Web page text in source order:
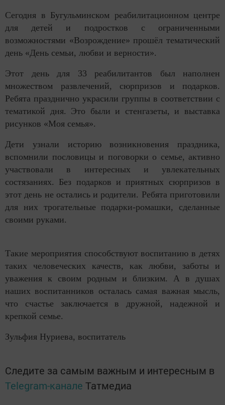
Сегодня в Бугульминском реабилитационном центре
для детей и подростков с ограниченными
возможностями «Возрождение» прошёл тематический
день «День семьи, любви и верности».
Этот день для 33 реабилитантов был наполнен
множеством развлечений, сюрпризов и подарков.
Ребята празднично украсили группы в соответствии с
тематикой дня. Это были и стенгазеты, и выставка
рисунков «Моя семья».
Дети узнали историю возникновения праздника,
вспомнили пословицы и поговорки о семье, активно
участвовали в интересных и увлекательных
состязаниях. Без подарков и приятных сюрпризов в
этот день не остались и родители. Ребята приготовили
для них трогательные подарки-ромашки, сделанные
своими руками.
Такие мероприятия способствуют воспитанию в детях
таких человеческих качеств, как любви, заботы и
уважения к своим родным и близким. А в душах
наших воспитанников осталась самая важная мысль,
что счастье заключается в дружной, надежной и
крепкой семье.
Зульфия Нуриева, воспитатель
Следите за самым важным и интересным в
Telegram-канале Татмедиа